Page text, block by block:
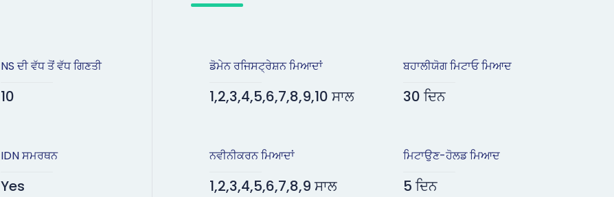
NS ਦੀ ਵੱਧ ਤੋਂ ਵੱਧ ਗਿਣਤੀ
10
IDN ਸਮਰਥਨ
Yes
ਡੋਮੇਨ ਰਜਿਸਟ੍ਰੇਸ਼ਨ ਮਿਆਦਾਂ
1,2,3,4,5,6,7,8,9,10 ਸਾਲ
ਨਵੀਨੀਕਰਨ ਮਿਆਦਾਂ
1,2,3,4,5,6,7,8,9 ਸਾਲ
ਬਹਾਲੀਯੋਗ ਮਿਟਾਓ ਮਿਆਦ
30 ਦਿਨ
ਮਿਟਾਉਣ-ਹੋਲਡ ਮਿਆਦ
5 ਦਿਨ